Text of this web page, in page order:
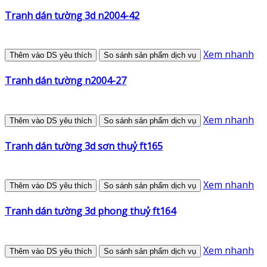
Tranh dán tường 3d n2004-42
Thêm vào DS yêu thích So sánh sản phẩm dịch vụ Xem nhanh
Tranh dán tường n2004-27
Thêm vào DS yêu thích So sánh sản phẩm dịch vụ Xem nhanh
Tranh dán tường 3d sơn thuỷ ft165
Thêm vào DS yêu thích So sánh sản phẩm dịch vụ Xem nhanh
Tranh dán tường 3d phong thuỷ ft164
Thêm vào DS yêu thích So sánh sản phẩm dịch vụ Xem nhanh